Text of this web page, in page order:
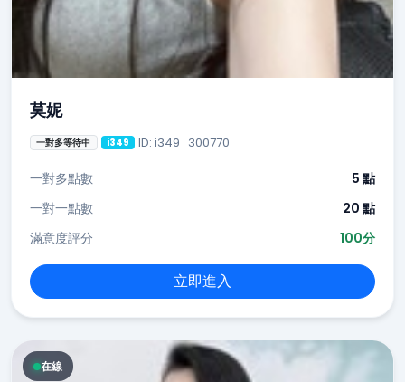
莫妮
一對多等待中 i349 ID: i349_300770
一對多點數
5 點
一對一點數
20 點
滿意度評分
100分
立即進入
在線